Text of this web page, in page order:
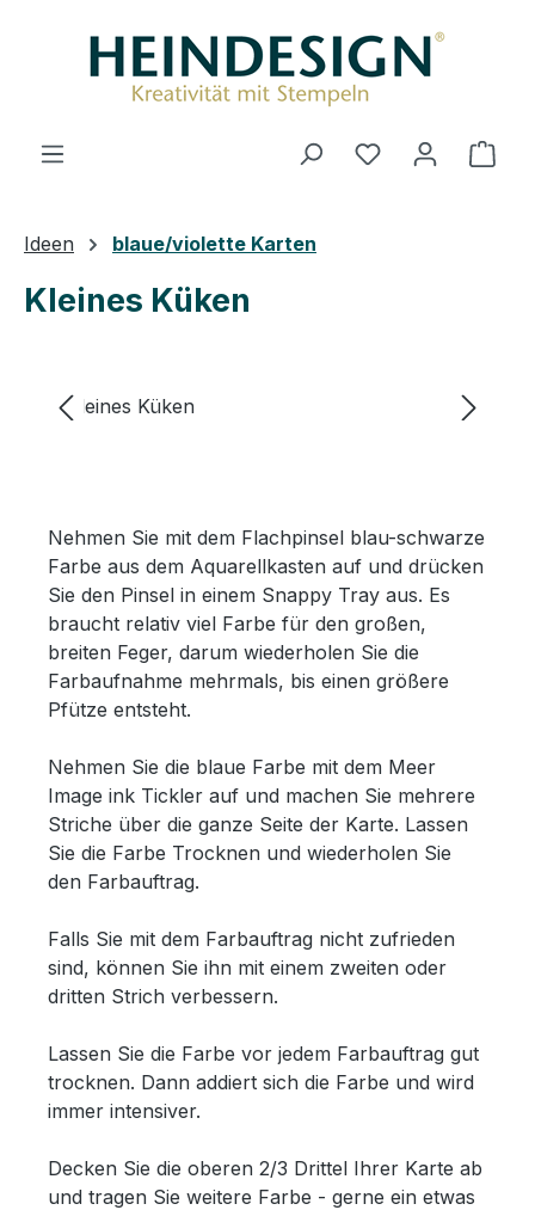
Ideen blaue/violette Karten
Kleines Küken
Bildergalerie überspringen
Nehmen Sie mit dem Flachpinsel blau-schwarze
Farbe aus dem Aquarellkasten auf und drücken
Sie den Pinsel in einem Snappy Tray aus. Es
braucht relativ viel Farbe für den großen,
breiten Feger, darum wiederholen Sie die
Farbaufnahme mehrmals, bis einen größere
Pfütze entsteht.
Nehmen Sie die blaue Farbe mit dem Meer
Image ink Tickler auf und machen Sie mehrere
Striche über die ganze Seite der Karte. Lassen
Sie die Farbe Trocknen und wiederholen Sie
den Farbauftrag.
Falls Sie mit dem Farbauftrag nicht zufrieden
sind, können Sie ihn mit einem zweiten oder
dritten Strich verbessern.
Lassen Sie die Farbe vor jedem Farbauftrag gut
trocknen. Dann addiert sich die Farbe und wird
immer intensiver.
Decken Sie die oberen 2/3 Drittel Ihrer Karte ab
und tragen Sie weitere Farbe - gerne ein etwas